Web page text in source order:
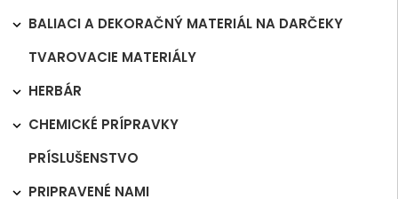
BALIACI A DEKORAČNÝ MATERIÁL NA DARČEKY

TVAROVACIE MATERIÁLY
HERBÁR

CHEMICKÉ PRÍPRAVKY

PRÍSLUŠENSTVO
PRIPRAVENÉ NAMI
